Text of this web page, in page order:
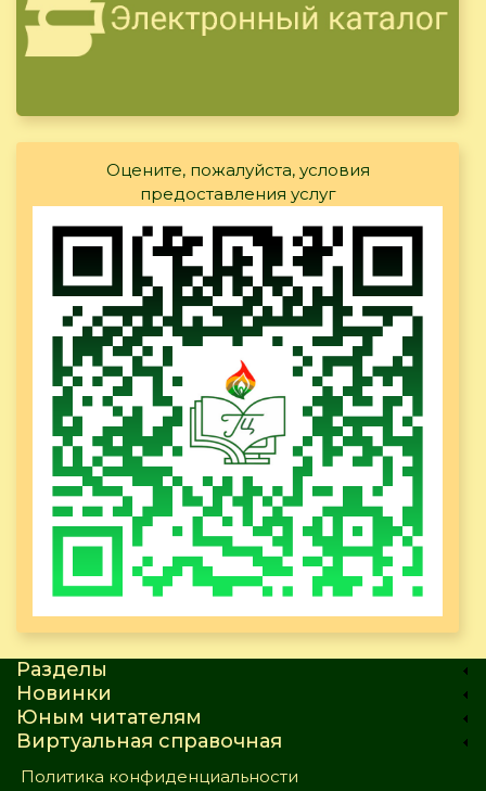
Оцените, пожалуйста, условия
предоставления услуг
Разделы
Новинки
Юным читателям
Виртуальная справочная
Политика конфиденциальности